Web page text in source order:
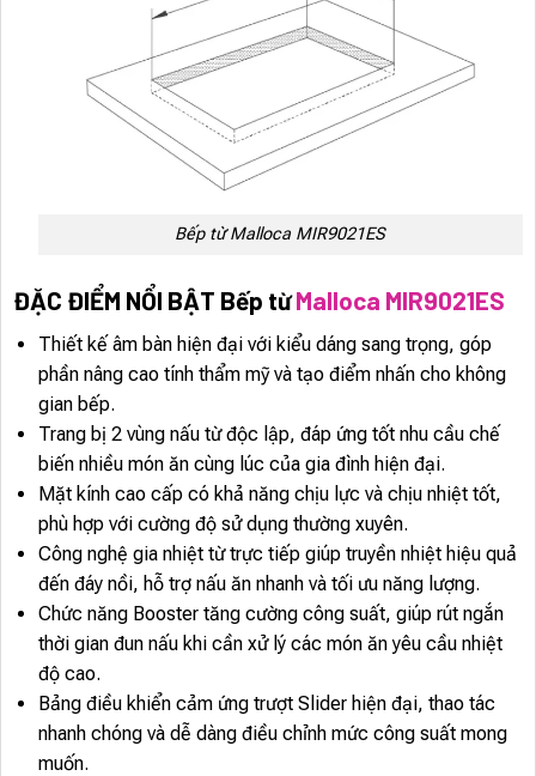
Bếp từ Malloca MIR9021ES
ĐẶC ĐIỂM NỔI BẬT Bếp từMalloca MIR9021ES
Thiết kế âm bàn hiện đại với kiểu dáng sang trọng, góp
phần nâng cao tính thẩm mỹ và tạo điểm nhấn cho không
gian bếp.
Trang bị 2 vùng nấu từ độc lập, đáp ứng tốt nhu cầu chế
biến nhiều món ăn cùng lúc của gia đình hiện đại.
Mặt kính cao cấp có khả năng chịu lực và chịu nhiệt tốt,
phù hợp với cường độ sử dụng thường xuyên.
Công nghệ gia nhiệt từ trực tiếp giúp truyền nhiệt hiệu quả
đến đáy nồi, hỗ trợ nấu ăn nhanh và tối ưu năng lượng.
Chức năng Booster tăng cường công suất, giúp rút ngắn
thời gian đun nấu khi cần xử lý các món ăn yêu cầu nhiệt
độ cao.
Bảng điều khiển cảm ứng trượt Slider hiện đại, thao tác
nhanh chóng và dễ dàng điều chỉnh mức công suất mong
muốn.